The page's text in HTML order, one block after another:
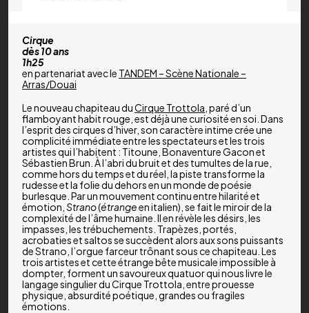
Cirque
dès 10 ans
1h25
en partenariat avec le TANDEM – Scène Nationale –
Arras/Douai
Le nouveau chapiteau duCirque Trottola , paré d’un
flamboyant habit rouge, est déjà une curiosité en soi. Dans
l’esprit des cirques d’hiver, son caractère intime crée une
complicité immédiate entre les spectateurs et les trois
artistes qui l’habitent : Titoune, Bonaventure Gacon et
Sébastien Brun. À l’abri du bruit et des tumultes de la rue,
comme hors du temps et du réel, la piste transforme la
rudesse et la folie du dehors en un monde de poésie
burlesque. Par un mouvement continu entre hilarité et
émotion, Strano(étrangeen italien), se fait le miroir de la
complexité de l’âme humaine. Il en révèle les désirs, les
impasses, les trébuchements. Trapèzes, portés,
acrobaties et saltos se succèdent alors aux sons puissants
de Strano, l’orgue farceur trônant sous ce chapiteau. Les
trois artistes et cette étrange bête musicale impossible à
dompter, forment un savoureux quatuor qui nous livre le
langage singulier du Cirque Trottola, entre prouesse
physique, absurdité poétique, grandes ou fragiles
émotions.